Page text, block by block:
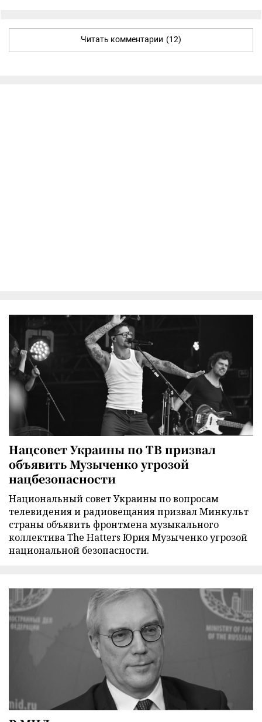
Читать комментарии (12)
Нацсовет Украины по ТВ призвал
объявить Музыченко угрозой
нацбезопасности
Национальный совет Украины по вопросам
телевидения и радиовещания призвал Минкульт
страны объявить фронтмена музыкального
коллектива The Hatters Юрия Музыченко угрозой
национальной безопасности.